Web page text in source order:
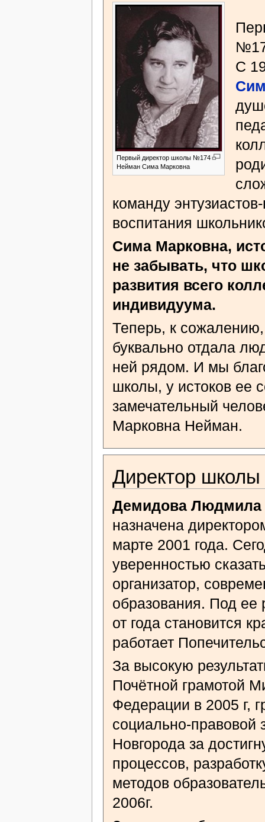
Первый директор школы №174
Нейман Сима Марковна
С
команду
воспитания
Сима Марковна,
не забывать, что
развития всего
индивидуума.
Теперь, к
буквально отдала
ней рядом. И мы
школы, у истоков ее
замечательный
Марковна Нейман.
Директор школы
Демидова Людмила
назначена
марте 2001 года.
уверенностью
организатор,
образования. Под ее
от года становится
работает
За высокую
Почётной грамотой
Федерации в 2005 г,
социально-правовой
Новгорода за
процессов,
методов
2006г.